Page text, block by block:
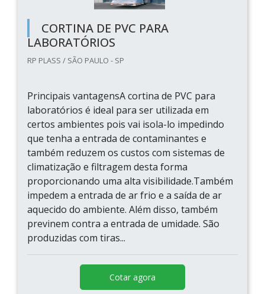
CORTINA DE PVC PARA
LABORATÓRIOS
RP PLASS / SÃO PAULO - SP
Principais vantagensA cortina de PVC para
laboratórios é ideal para ser utilizada em
certos ambientes pois vai isola-lo impedindo
que tenha a entrada de contaminantes e
também reduzem os custos com sistemas de
climatização e filtragem desta forma
proporcionando uma alta visibilidade.Também
impedem a entrada de ar frio e a saída de ar
aquecido do ambiente. Além disso, também
previnem contra a entrada de umidade. São
produzidas com tiras...
Cotar agora